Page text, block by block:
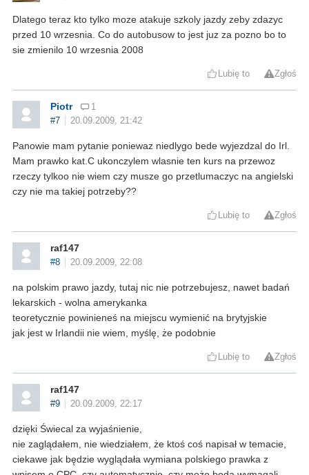
Dlatego teraz kto tylko moze atakuje szkoly jazdy zeby zdazyc
przed 10 wrzesnia. Co do autobusow to jest juz za pozno bo to
sie zmienilo 10 wrzesnia 2008
Lubię to Zgłoś
Piotr
1
#7
20.09.2009, 21:42
Panowie mam pytanie poniewaz niedlygo bede wyjezdzal do Irl.
Mam prawko kat.C ukonczylem wlasnie ten kurs na przewoz
rzeczy tylkoo nie wiem czy musze go przetlumaczyc na angielski
czy nie ma takiej potrzeby??
Lubię to Zgłoś
raf147
#8 20.09.2009, 22:08
na polskim prawo jazdy, tutaj nic nie potrzebujesz, nawet badań
lekarskich - wolna amerykanka
teoretycznie powinieneś na miejscu wymienić na brytyjskie
jak jest w Irlandii nie wiem, myślę, że podobnie
Lubię to Zgłoś
raf147
#9 20.09.2009, 22:17
dzięki Świecal za wyjaśnienie,
nie zaglądałem, nie wiedziałem, że ktoś coś napisał w temacie,
ciekawe jak będzie wyglądała wymiana polskiego prawka z